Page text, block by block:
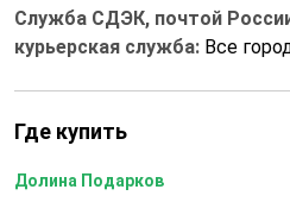
Служба СДЭК, почтой
курьерская служба: Все
Где купить
Долина Подарков